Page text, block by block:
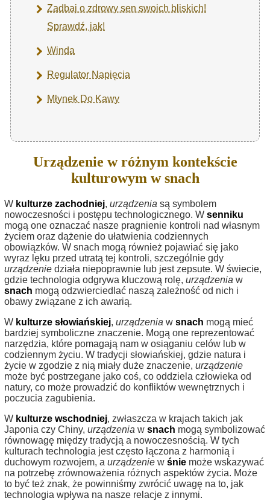
Zadbaj o zdrowy sen swoich bliskich!
Sprawdź, jak!
Winda
Regulator Napięcia
Młynek Do Kawy
Urządzenie w różnym kontekście
kulturowym w snach
W kulturze zachodniej, urządzenia są symbolem
nowoczesności i postępu technologicznego. W senniku
mogą one oznaczać nasze pragnienie kontroli nad własnym
życiem oraz dążenie do ułatwienia codziennych
obowiązków. W snach mogą również pojawiać się jako
wyraz lęku przed utratą tej kontroli, szczególnie gdy
urządzenie działa niepoprawnie lub jest zepsute. W świecie,
gdzie technologia odgrywa kluczową rolę, urządzenia w
snach mogą odzwierciedlać naszą zależność od nich i
obawy związane z ich awarią.
W kulturze słowiańskiej, urządzenia w snach mogą mieć
bardziej symboliczne znaczenie. Mogą one reprezentować
narzędzia, które pomagają nam w osiąganiu celów lub w
codziennym życiu. W tradycji słowiańskiej, gdzie natura i
życie w zgodzie z nią miały duże znaczenie, urządzenie
może być postrzegane jako coś, co oddziela człowieka od
natury, co może prowadzić do konfliktów wewnętrznych i
poczucia zagubienia.
W kulturze wschodniej, zwłaszcza w krajach takich jak
Japonia czy Chiny, urządzenia w snach mogą symbolizować
równowagę między tradycją a nowoczesnością. W tych
kulturach technologia jest często łączona z harmonią i
duchowym rozwojem, a urządzenie w śnie może wskazywać
na potrzebę zrównoważenia różnych aspektów życia. Może
to być też znak, że powinniśmy zwrócić uwagę na to, jak
technologia wpływa na nasze relacje z innymi.